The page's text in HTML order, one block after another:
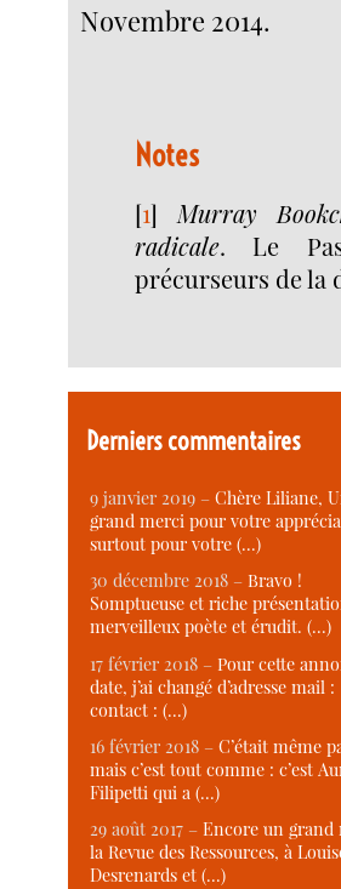
Novembre 2014.
Notes
[1] Murray
radicale. Le
précurseurs de la
Derniers commentaires
9 janvier 2019 –Chère Liliane,
grand merci pour votre
surtout pour votre (…)
30 décembre 2018 –Bravo !
Somptueuse et riche
merveilleux poète et érudit. (…)
17 février 2018 –Pour cette
date, j’ai changé d’adresse mail :
contact : (…)
16 février 2018 –C’était même
mais c’est tout comme : c’est
Filipetti qui a (…)
29 août 2017 –Encore un grand
la Revue des Ressources, à
Desrenards et (…)